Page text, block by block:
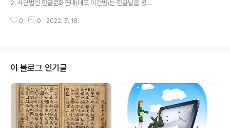
기관등은 공문서등을 일반 국민이 알기 쉬운 용어와 문장
으로 써야 하며, 어문규범에 맞추어 한글로 작성하여야 한
2. 사단법인 한글문화연대(대표 이건범)는 한글날을 공휴
다’라는 믿음으로 국민의 알 권리를 지키고자 공공기관 및
산되면서 ‘도어스테핑’을 잠정 중단한다는 발표가 대대적
으로 보도되자 ‘도어스테핑’이라는 생소한 외국어의 뜻을
몰라 당황한 국민이 많았습니다. 도어스테핑은 ‘약식회
견’이라는 우리말로 충분히 바꿔쓸 수 있으며, 대통령실에
서 공개한 동영상에 ‘출근길 즉문즉답’이라는 좋은 표현도
있습니다. 모두의 자유와 인권을 지키고 확대..
0 0 2022. 7. 18.
이 블로그 인기글